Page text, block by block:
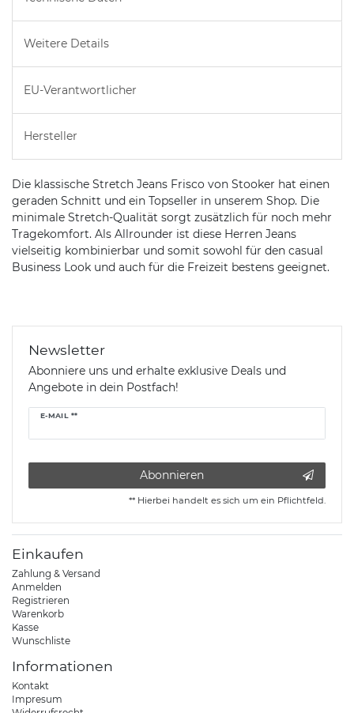
Weitere Details
EU-Verantwortlicher
Hersteller
Die klassische Stretch Jeans Frisco von Stooker hat einen
geraden Schnitt und ein Topseller in unserem Shop. Die
minimale Stretch-Qualität sorgt zusätzlich für noch mehr
Tragekomfort. Als Allrounder ist diese Herren Jeans
vielseitig kombinierbar und somit sowohl für den casual
Business Look und auch für die Freizeit bestens geeignet.
Newsletter
Abonniere uns und erhalte exklusive Deals und
Angebote in dein Postfach!
E-MAIL **
Newsletter
Abonnieren
** Hierbei handelt es sich um ein Pflichtfeld.
Einkaufen
Zahlung & Versand
Anmelden
Registrieren
Warenkorb
Kasse
Wunschliste
Informationen
Kontakt
Impresum